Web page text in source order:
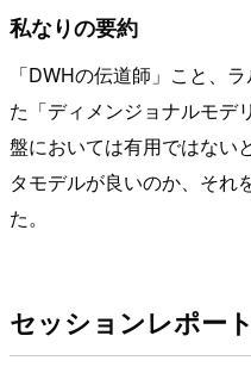
私なりの要約
「DWHの伝道師」こと、
た「ディメンジョナルモデ
盤においては有用ではない
タモデルが良いのか、それ
た。
セッションレポート